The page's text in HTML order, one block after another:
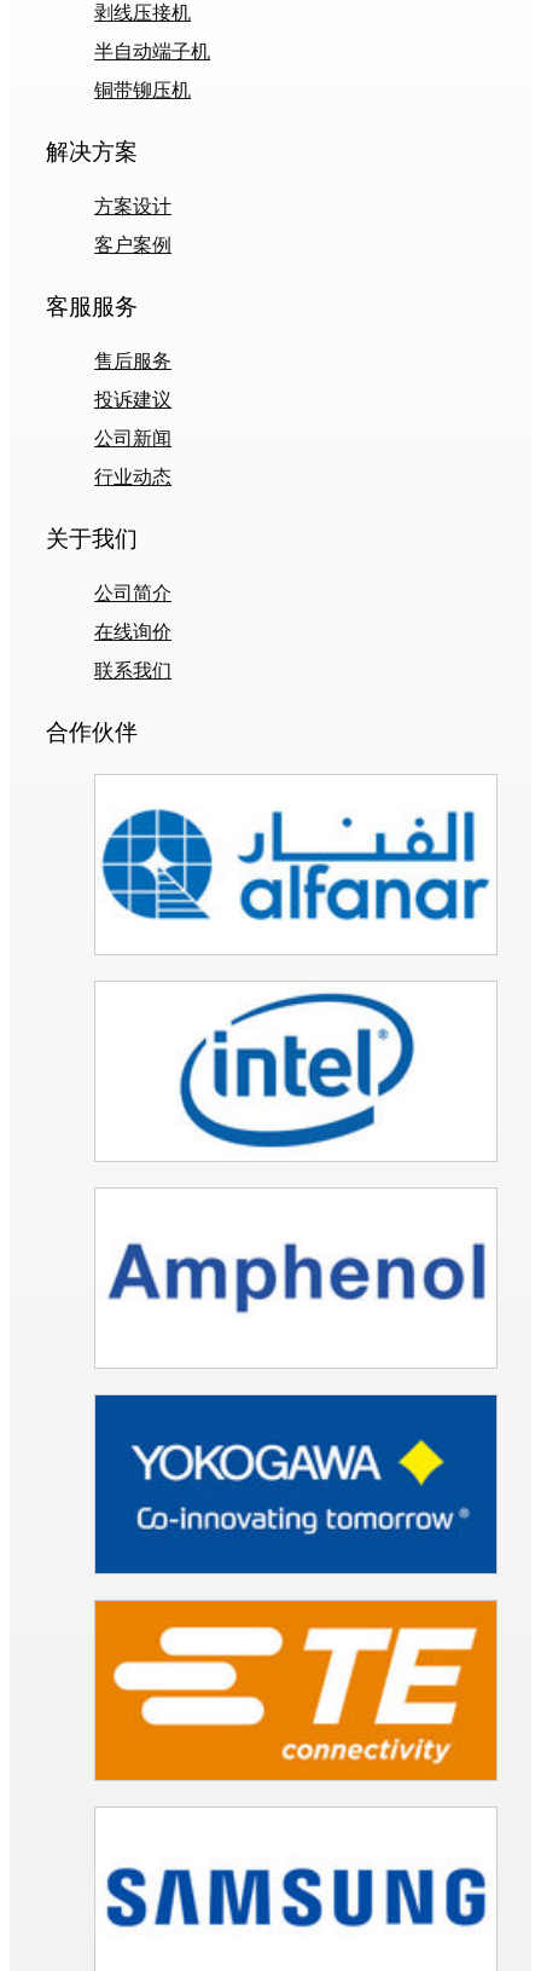
剥线压接机
半自动端子机
铜带铆压机
解决方案
方案设计
客户案例
客服服务
售后服务
投诉建议
公司新闻
行业动态
关于我们
公司简介
在线询价
联系我们
合作伙伴